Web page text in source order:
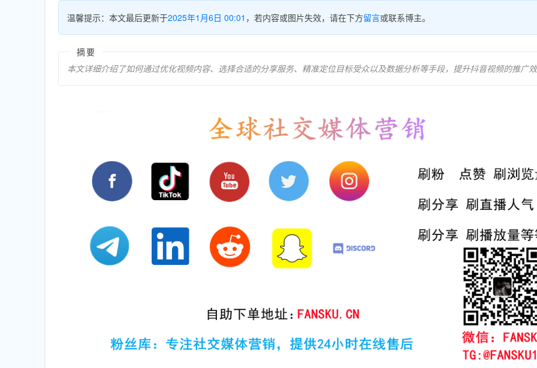
温馨提示：本文最后更新于2025年1月6日 00:01 ，若内容或图片失效，请在下方留言或联系博主。
摘要
本文详细介绍了如何通过优化视频内容、选择合适的分享服务、精准定位目标受众以及数据分析等手段，提升抖音视频的推广